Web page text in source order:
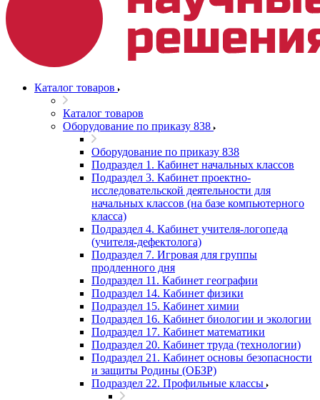
Каталог товаров
Каталог товаров
Оборудование по приказу 838
Оборудование по приказу 838
Подраздел 1. Кабинет начальных классов
Подраздел 3. Кабинет проектно-
исследовательской деятельности для
начальных классов (на базе компьютерного
класса)
Подраздел 4. Кабинет учителя-логопеда
(учителя-дефектолога)
Подраздел 7. Игровая для группы
продленного дня
Подраздел 11. Кабинет географии
Подраздел 14. Кабинет физики
Подраздел 15. Кабинет химии
Подраздел 16. Кабинет биологии и экологии
Подраздел 17. Кабинет математики
Подраздел 20. Кабинет труда (технологии)
Подраздел 21. Кабинет основы безопасности
и защиты Родины (ОБЗР)
Подраздел 22. Профильные классы